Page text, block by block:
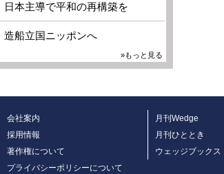
日本主導で平和の再構築を
造船立国ニッポンへ
»もっと見る
会社案内
採用情報
著作権について
プライバシーポリシーについて
月刊Wedge
月刊ひととき
ウェッジブックス